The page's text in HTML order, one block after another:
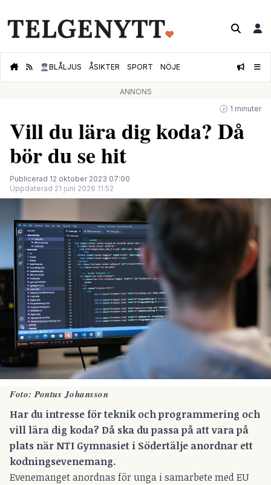
👮🏻‍♂️BLÅLJUS ÅSIKTER SPORT NÖJE
ANNONS
🕝 1 minuter
Vill du lära dig koda? Då
bör du se hit
Publicerad 12 oktober 2023 07:00
Uppdaterad 21 juni 2026 11:52
Foto: Pontus Johansson
Har du intresse för teknik och programmering och
vill lära dig koda? Då ska du passa på att vara på
plats när NTI Gymnasiet i Södertälje anordnar ett
kodningsevenemang.
Evenemanget anordnas för unga i samarbete med EU